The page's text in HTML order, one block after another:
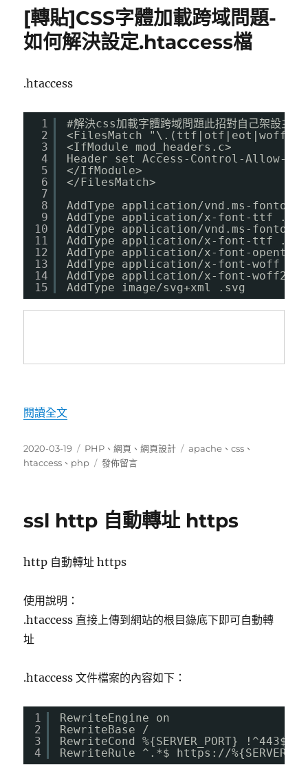
php
功
[轉貼]CSS字體加載跨域問題-
如何解決設定.htaccess檔
.htaccess
1
2
3
4
5
6
7
8
9
10
11
12
13
14
15
#解決css加載字體跨域問題此招對自己架設主機
<FilesMatch
<IfModule mod_headers.c>
Header set Access-Control-Allow-
</IfModule>
</FilesMatch>
AddType application/vnd.ms-
AddType application/x-font-ttf
AddType application/vnd.ms-
AddType application/x-font-ttf
AddType application/x-font-
AddType application/x-font-woff
AddType application/x-font-woff2
AddType image/svg+xml .svg
閱讀全文〈[轉貼]CSS字體加載跨域問題-如何解決設定
發
佈
2020-03-19
分
類
PHP 、網頁 、網頁設計
標
apache 、css 、
htaccess 、 php
在
體
跨
如
設
檔〉
發佈留言
ssl http 自動轉址 https
http 自動轉址 https
使用說明：
.htaccess 直接上傳到網站的根目錄底下即可自動轉
址
.htaccess 文件檔案的內容如下：
1
2
3
4
RewriteEngine on
RewriteBase /
RewriteCond %{SERVER_PORT} !^443$
RewriteRule ^.*$ https://%